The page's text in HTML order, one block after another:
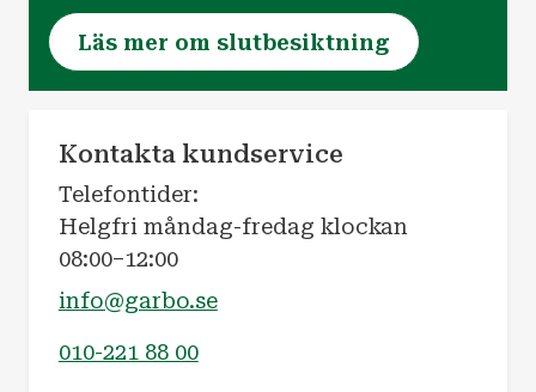
Läs mer om slutbesiktning
Kontakta kundservice
Telefontider:
Helgfri måndag-fredag klockan
08:00–12:00
info@garbo.se
010-221 88 00